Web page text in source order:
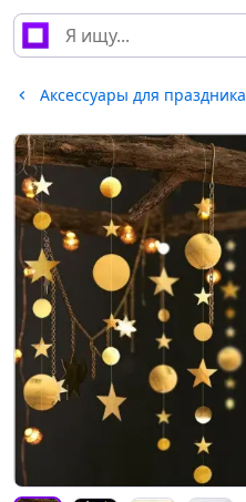
Аксессуары для праздника